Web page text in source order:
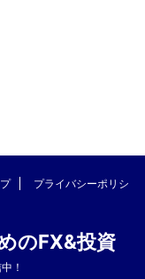
プライバシーポリシ
のFX&投資
！